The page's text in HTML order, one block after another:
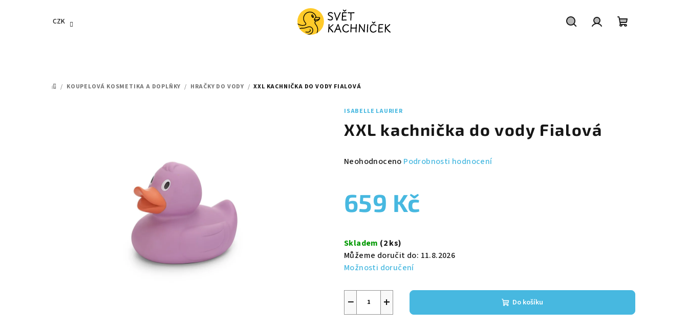
CZK
DOMŮ
/ KOUPELOVÁ KOSMETIKA A DOPLŇKY / HRAČKY DO VODY / XXL KACHNIČKA DO VODY FIALOVÁ
ISABELLE LAURIER
XXL kachnička do vody Fialová
Průměrné
je
0,0
hvězdiček.
Neohodnoceno Podrobnosti hodnocení
659 Kč
cena:
Skladem (2 ks)
Můžeme doručit do: 11.8.2026
Možnosti doručení
+
− Do košíku